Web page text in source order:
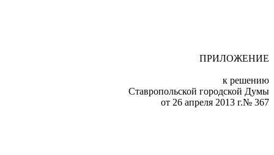
ПРИЛОЖЕНИЕ
к решению
Ставропольской городской Думы
от 26 апреля 2013 г.№ 367